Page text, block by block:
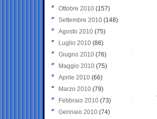
Ottobre 2010 (157)
Settembre 2010 (148)
Agosto 2010 (75)
Luglio 2010 (86)
Giugno 2010 (76)
Maggio 2010 (75)
Aprile 2010 (66)
Marzo 2010 (79)
Febbraio 2010 (73)
Gennaio 2010 (74)